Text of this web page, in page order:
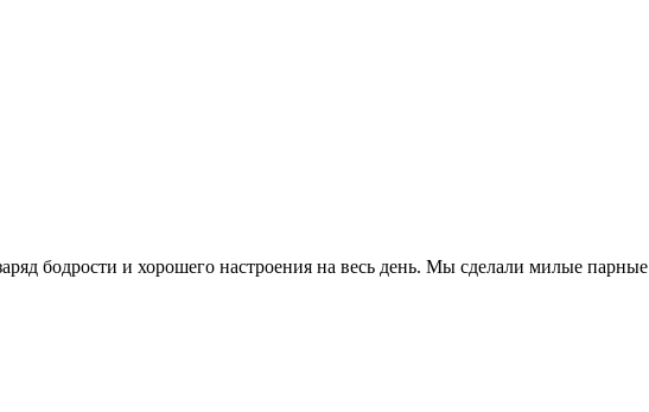
бодрости и хорошего настроения на весь день. Мы сделали милые